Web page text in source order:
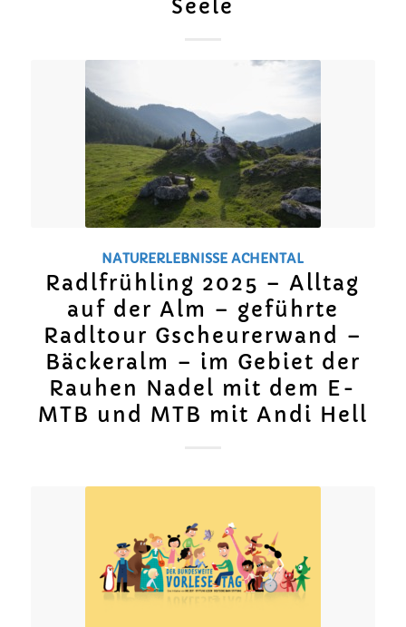
Seele
NATURERLEBNISSE ACHENTAL
Radlfrühling 2025 – Alltag
auf der Alm – geführte
Radltour Gscheurerwand –
Bäckeralm – im Gebiet der
Rauhen Nadel mit dem E-
MTB und MTB mit Andi Hell